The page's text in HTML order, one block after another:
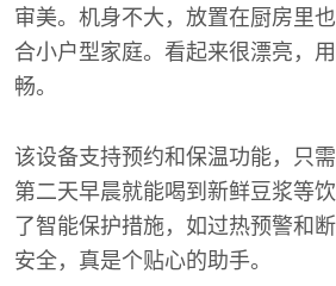
审美。机身不大，放置在厨房里
合小户型家庭。看起来很漂亮，
畅。
该设备支持预约和保温功能，只需
第二天早晨就能喝到新鲜豆浆等
了智能保护措施，如过热预警和
安全，真是个贴心的助手。